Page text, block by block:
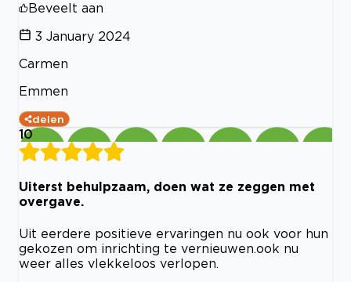
Beveelt aan
3 January 2024
Carmen
Emmen
delen
10
Uiterst behulpzaam, doen wat ze zeggen met
overgave.
Uit eerdere positieve ervaringen nu ook voor hun
gekozen om inrichting te vernieuwen.ook nu
weer alles vlekkeloos verlopen.